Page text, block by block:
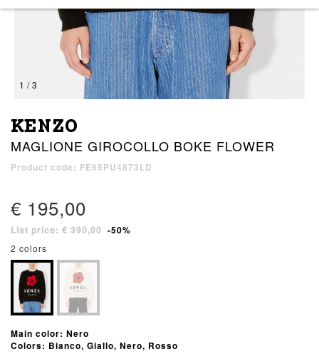
1 / 3
KENZO
MAGLIONE GIROCOLLO BOKE FLOWER
Product code: FE65PU4873LD
€ 195,00
List price: € 390,00 -50%
2 colors
Main color: Nero
Colors: Bianco, Giallo, Nero, Rosso